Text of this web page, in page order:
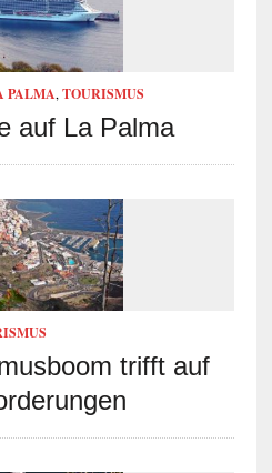
PALMA, TOURISMUS
auf La Palma
trifft auf